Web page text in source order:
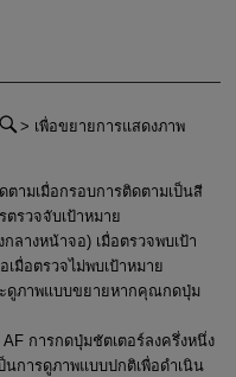
เพื่อขยายการแสดงภาพ
ามเมื่อกรอบการติดตามเป็นสี
รวจจับเป้าหมาย
ลางหน้าจอ) เมื่อตรวจพบเป้า
มื่อตรวจไม่พบเป้าหมาย
ดูภาพแบบขยายหากคุณกดปุ่ม
การกดปุ่มชัตเตอร์ลงครึ่งหนึ่ง
การดูภาพแบบปกติเพื่อดำเนิน